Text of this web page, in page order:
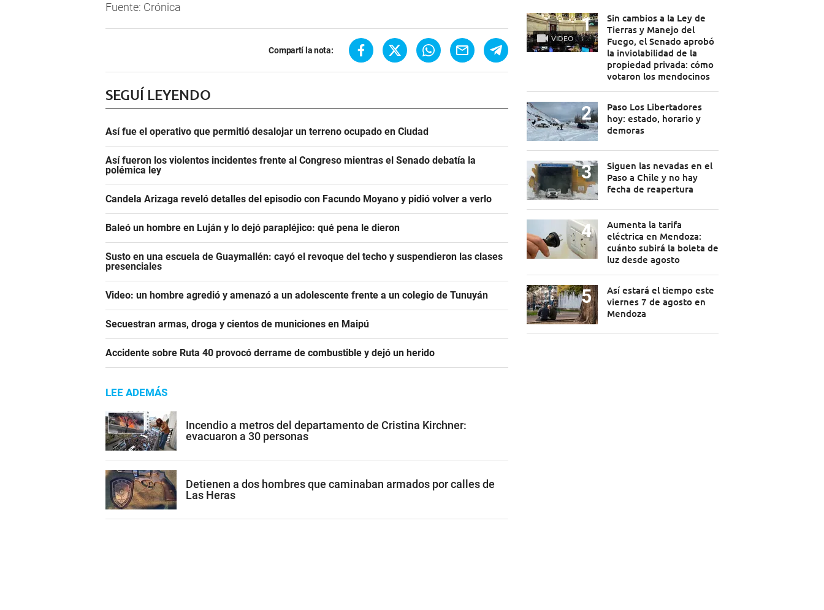
Fuente: Crónica
Compartí la nota:
SEGUÍ LEYENDO
Así fue el operativo que permitió desalojar un terreno ocupado en Ciudad
Así fueron los violentos incidentes frente al Congreso mientras el Senado debatía la
polémica ley
Candela Arizaga reveló detalles del episodio con Facundo Moyano y pidió volver a verlo
Baleó un hombre en Luján y lo dejó parapléjico: qué pena le dieron
Susto en una escuela de Guaymallén: cayó el revoque del techo y suspendieron las clases
presenciales
Video: un hombre agredió y amenazó a un adolescente frente a un colegio de Tunuyán
Secuestran armas, droga y cientos de municiones en Maipú
Accidente sobre Ruta 40 provocó derrame de combustible y dejó un herido
LEE ADEMÁS
Incendio a metros del departamento de Cristina Kirchner:
evacuaron a 30 personas
Detienen a dos hombres que caminaban armados por calles de
Las Heras
VIDEO
Sin cambios a la Ley de
Tierras y Manejo del
Fuego, el Senado aprobó
la inviolabilidad de la
propiedad privada: cómo
votaron los mendocinos
Paso Los Libertadores
hoy: estado, horario y
demoras
Siguen las nevadas en el
Paso a Chile y no hay
fecha de reapertura
Aumenta la tarifa
eléctrica en Mendoza:
cuánto subirá la boleta de
luz desde agosto
Así estará el tiempo este
viernes 7 de agosto en
Mendoza